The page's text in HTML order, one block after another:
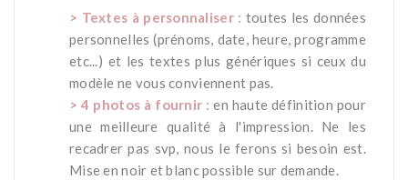
> Textes à personnaliser : toutes les données
personnelles (prénoms, date, heure, programme
etc...) et les textes plus génériques si ceux du
modèle ne vous conviennent pas.
> 4 photos à fournir : en haute définition pour
une meilleure qualité à l'impression. Ne les
recadrer pas svp, nous le ferons si besoin est.
Mise en noir et blanc possible sur demande.